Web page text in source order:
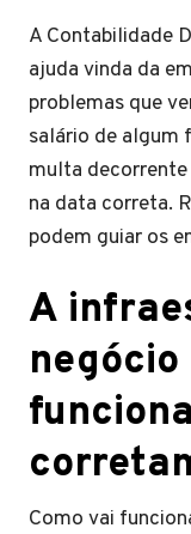
A Contabilidade
ajuda vinda da
problemas que
salário de algum
multa
na data correta.
podem guiar os
A
Como vai